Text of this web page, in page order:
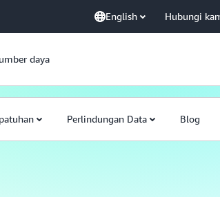
English Hubungi
daya
Perlindungan Data Blog